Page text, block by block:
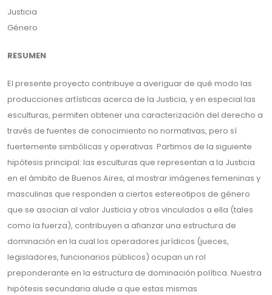
Justicia
Género
RESUMEN
El presente proyecto contribuye a averiguar de qué modo las
producciones artísticas acerca de la Justicia, y en especial las
esculturas, permiten obtener una caracterización del derecho a
través de fuentes de conocimiento no normativas, pero sí
fuertemente simbólicas y operativas. Partimos de la siguiente
hipótesis principal: las esculturas que representan a la Justicia
en el ámbito de Buenos Aires, al mostrar imágenes femeninas y
masculinas que responden a ciertos estereotipos de género
que se asocian al valor Justicia y otros vinculados a ella (tales
como la fuerza), contribuyen a afianzar una estructura de
dominación en la cual los operadores jurídicos (jueces,
legisladores, funcionarios públicos) ocupan un rol
preponderante en la estructura de dominación política. Nuestra
hipótesis secundaria alude a que estas mismas